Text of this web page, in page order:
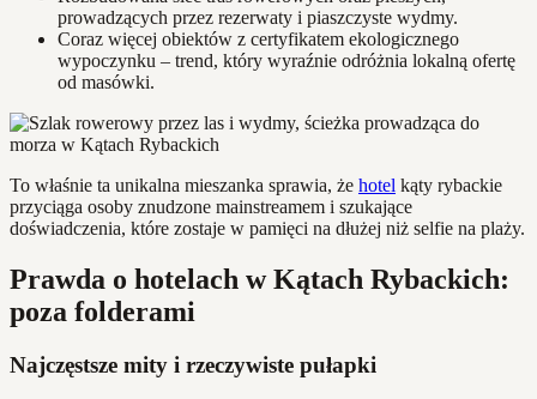
prowadzących przez rezerwaty i piaszczyste wydmy.
Coraz więcej obiektów z certyfikatem ekologicznego
wypoczynku – trend, który wyraźnie odróżnia lokalną ofertę
od masówki.
To właśnie ta unikalna mieszanka sprawia, że hotel kąty rybackie
przyciąga osoby znudzone mainstreamem i szukające
doświadczenia, które zostaje w pamięci na dłużej niż selfie na plaży.
Prawda o hotelach w Kątach Rybackich:
poza folderami
Najczęstsze mity i rzeczywiste pułapki